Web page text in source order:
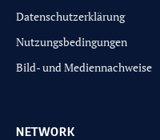
Datenschutzerklärung
Nutzungsbedingungen
Bild- und Mediennachweise
NETWORK